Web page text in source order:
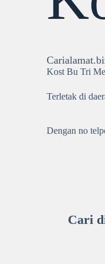
Kost Bu Tri
Terletak di
Dengan no
Cari